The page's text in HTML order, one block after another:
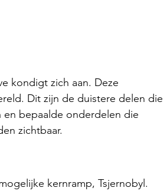
kondigt zich aan. Deze
Dit zijn de duistere delen die
bepaalde onderdelen die
zichtbaar.
kernramp, Tsjernobyl.